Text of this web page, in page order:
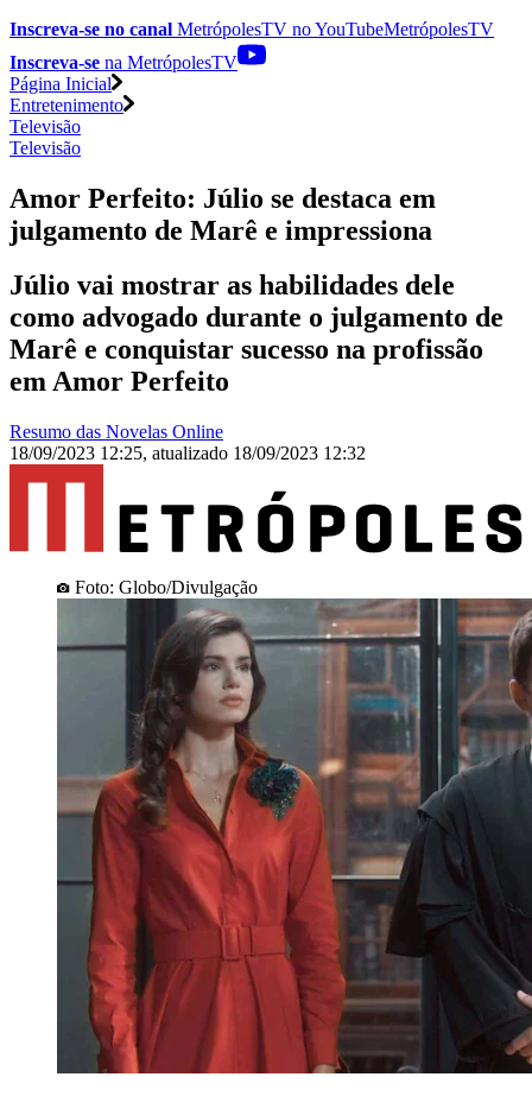
Inscreva-se no canal MetrópolesTV noYouTubeMetrópolesTV
Inscreva-se na MetrópolesTV
Página Inicial
Entretenimento
Televisão
Televisão
Amor Perfeito: Júlio se destaca em
julgamento de Marê e impressiona
Júlio vai mostrar as habilidades dele
como advogado durante o julgamento de
Marê e conquistar sucesso na profissão
em Amor Perfeito
Resumo das Novelas Online
18/09/2023 12:25, atualizado 18/09/2023 12:32
Foto: Globo/Divulgação